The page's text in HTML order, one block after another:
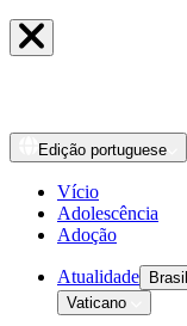
Edição portuguese
Vício
Adolescência
Adoção
Atualidade Brasil
Vaticano